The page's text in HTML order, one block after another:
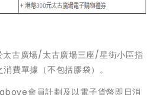
古廣場/太古廣場三座/星街小區指
費單據（不包括膠袋）。
會員計劃及以電子貨幣即日消